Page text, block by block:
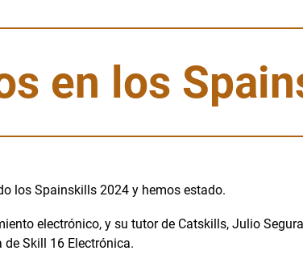
en los
los Spainskills 2024 y hemos estado.
electrónico, y su tutor de Catskills, Julio Segura
Skill 16 Electrónica.